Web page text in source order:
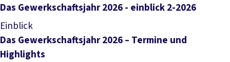
Datei herunterladen
Das Gewerkschaftsjahr 2026 - einblick 2-2026
Einblick
Das Gewerkschaftsjahr 2026 – Termine und
Highlights